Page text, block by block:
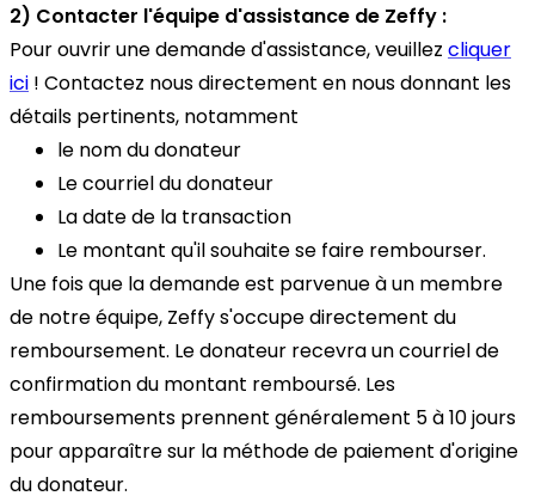
2) Contacter l'équipe d'assistance de Zeffy :
Pour ouvrir une demande d'assistance, veuillez cliquer
ici ! Contactez nous directement en nous donnant les
détails pertinents, notamment
le nom du donateur
Le courriel du donateur
La date de la transaction
Le montant qu'il souhaite se faire rembourser.
Une fois que la demande est parvenue à un membre
de notre équipe, Zeffy s'occupe directement du
remboursement. Le donateur recevra un courriel de
confirmation du montant remboursé. Les
remboursements prennent généralement 5 à 10 jours
pour apparaître sur la méthode de paiement d'origine
du donateur.